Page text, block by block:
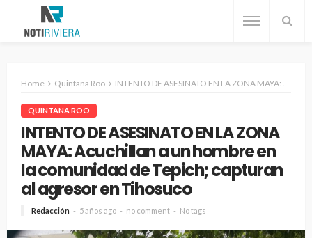
Home Quintana Roo INTENTO DE ASESINATO EN LA ZONA MAYA: Acuchillan a un hombre en la comunidad de Tepich; capturan al agresor en Tihosuco
QUINTANA ROO
INTENTO DE ASESINATO EN LA ZONA
MAYA: Acuchillan a un hombre en
la comunidad de Tepich; capturan
al agresor en Tihosuco
Redacción 5 años ago no comment No tags